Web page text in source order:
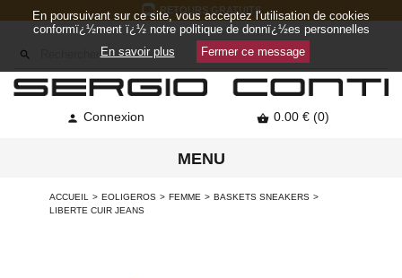
RETOURS GRATUITS

 Connexion  0.00 € (0)
MENU
ACCUEIL EOLIGEROS FEMME
BASKETS SNEAKERS
LIBERTE CUIR JEANS
En poursuivant sur ce site, vous acceptez l'utilisation de cookies
conformï¿½ment ï¿½ notre politique de donnï¿½es personnelles
En savoir plus
Fermer ce message